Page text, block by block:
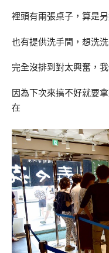
裡頭有兩張桌子，算是
也有提供洗手間，想洗
完全沒排到對太興奮，
因為下次來搞不好就要
在